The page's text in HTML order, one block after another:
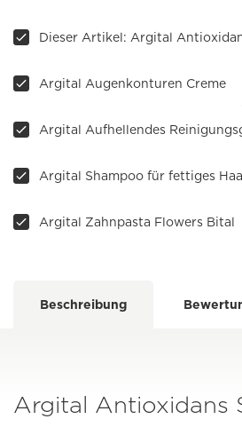
Argital Augenkonturen Creme
Argital Aufhellendes
Argital Zahnpasta Flowers Bital
Beschreibung
Argital Antioxidans